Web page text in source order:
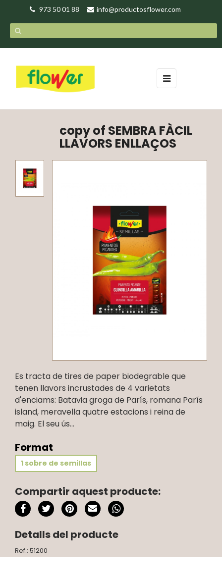
973 50 01 88 info@productosflower.com
Toggle
navigation
☰
copy of SEMBRA FÀCIL
LLAVORS ENLLAÇOS
Es tracta de tires de paper biodegrable que
tenen llavors incrustades de 4 varietats
d'enciams: Batavia groga de París, romana París
island, meravella quatre estacions i reina de
maig. El seu ús...
Format
1 sobre de semillas
Compartir aquest producte:
Detalls del producte
Ref.: 51200